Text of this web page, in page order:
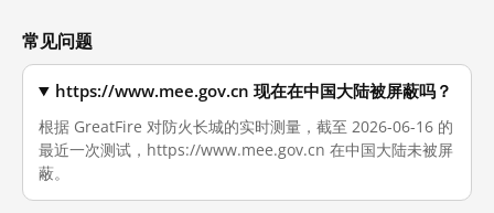
常见问题
https://www.mee.gov.cn 现在在中国大陆被屏蔽吗？
根据 GreatFire 对防火长城的实时测量，截至 2026-06-16 的
最近一次测试，https://www.mee.gov.cn 在中国大陆未被屏
蔽。